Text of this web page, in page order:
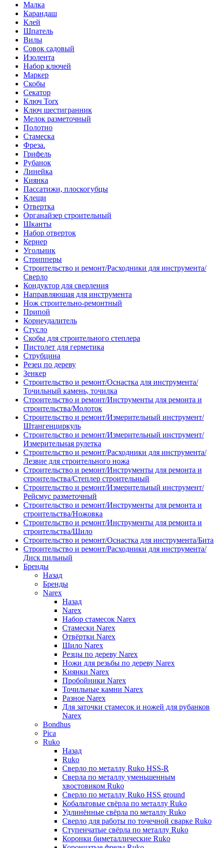
Малка
Карандаш
Клей
Шпатель
Вилы
Совок садовый
Изолента
Набор ключей
Маркер
Скобы
Секатор
Ключ Torx
Ключ шестигранник
Мелок разметочный
Полотно
Стамеска
Фреза.
Грифель
Рубанок
Линейка
Киянка
Пассатижи, плоскогубцы
Клещи
Отвертка
Органайзер строительный
Шканты
Набор отверток
Кернер
Угольник
Стрипперы
Строительство и ремонт/Расходники для инструмента/
Сверло
Кондуктор для сверления
Направляющая для инструмента
Нож строительно-ремонтный
Припой
Корнеудалитель
Стусло
Скобы для строительного степлера
Пистолет для герметика
Струбцина
Резец по дереву
Зенкер
Строительство и ремонт/Оснастка для инструмента/
Точильный камень, точилка
Строительство и ремонт/Инструменты для ремонта и
строительства/Молоток
Строительство и ремонт/Измерительный инструмент/
Штангенциркуль
Строительство и ремонт/Измерительный инструмент/
Измерительная рулетка
Строительство и ремонт/Расходники для инструмента/
Лезвие для строительного ножа
Строительство и ремонт/Инструменты для ремонта и
строительства/Степлер строительный
Строительство и ремонт/Измерительный инструмент/
Рейсмус разметочный
Строительство и ремонт/Инструменты для ремонта и
строительства/Ножовка
Строительство и ремонт/Инструменты для ремонта и
строительства/Шило
Строительство и ремонт/Оснастка для инструмента/Бита
Строительство и ремонт/Расходники для инструмента/
Диск пильный
Бренды
Назад
Бренды
Narex
Назад
Narex
Набор стамесок Narex
Стамески Narex
Отвёртки Narex
Шило Narex
Резцы по дереву Narex
Ножи для резьбы по дереву Narex
Киянки Narex
Пробойники Narex
Точильные камни Narex
Разное Narex
Для заточки стамесок и ножей для рубанков
Narex
Bondhus
Pica
Ruko
Назад
Ruko
Сверло по металлу Ruko HSS-R
Сверла по металлу уменьшенным
хвостовиком Ruko
Сверло по металлу Ruko HSS ground
Кобальтовые свёрла по металлу Ruko
Удлинённые свёрла по металлу Ruko
Сверло для работы по точечной сварке Ruko
Ступенчатые свёрла по металлу Ruko
Коронки биметаллические Ruko